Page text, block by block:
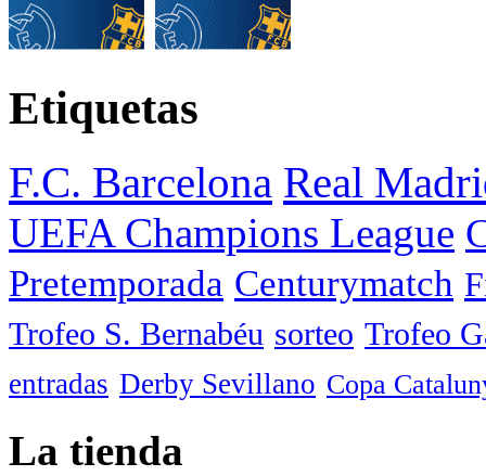
Etiquetas
F.C. Barcelona Real
UEFA Champions League
Pretemporada Centurymatch
Trofeo S. Bernabéu sorteo Trofeo
entradas Derby Sevillano Copa
La tienda